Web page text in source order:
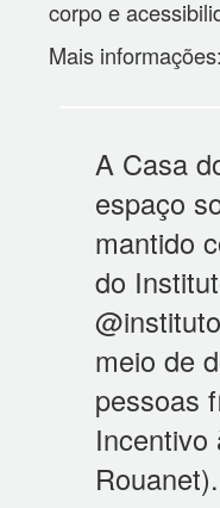
corpo e
Mais
A Casa
espaço
mantido
do
meio de
pessoas
Incentivo
Rouanet).